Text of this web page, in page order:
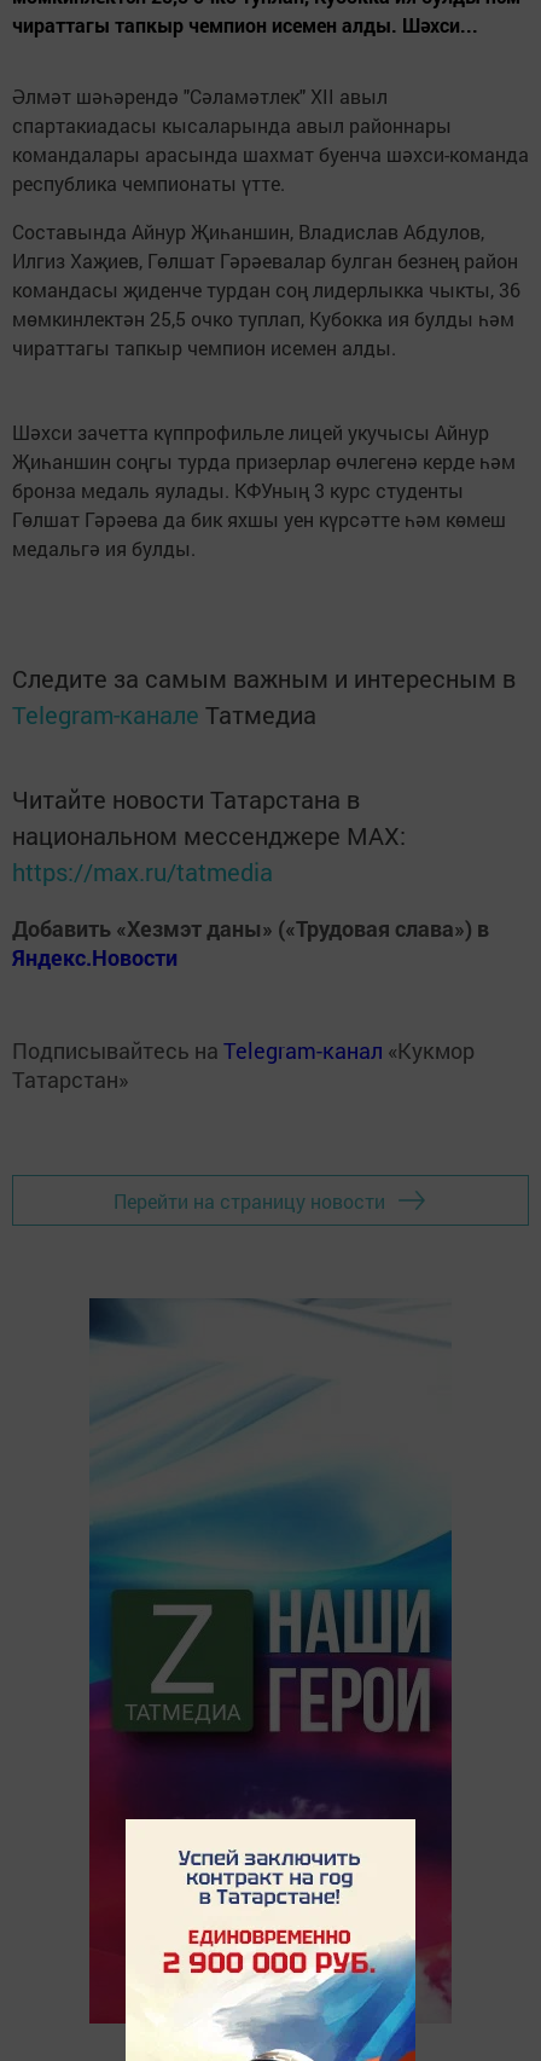
чираттагы тапкыр чемпион исемен алды. Шәхси...
Әлмәт шәһәрендә "Сәламәтлек" XII авыл
спартакиадасы кысаларында авыл районнары
командалары арасында шахмат буенча шәхси-команда
республика чемпионаты үтте.
Составында Айнур Җиһаншин, Владислав Абдулов,
Илгиз Хаҗиев, Гөлшат Гәрәевалар булган безнең район
командасы җиденче турдан соң лидерлыкка чыкты, 36
мөмкинлектән 25,5 очко туплап, Кубокка ия булды һәм
чираттагы тапкыр чемпион исемен алды.
Шәхси зачетта күппрофильле лицей укучысы Айнур
Җиһаншин соңгы турда призерлар өчлегенә керде һәм
бронза медаль яулады. КФУның 3 курс студенты
Гөлшат Гәрәева да бик яхшы уен күрсәтте һәм көмеш
медальгә ия булды.
Следите за самым важным и интересным в
Telegram-канале Татмедиа
Читайте новости Татарстана в
национальном мессенджере MАХ:
https://max.ru/tatmedia
Добавить «Хезмэт даны» («Трудовая слава») в
Яндекс.Новости
Подписывайтесь на Telegram-канал «Кукмор
Татарстан»
Перейти на страницу новости